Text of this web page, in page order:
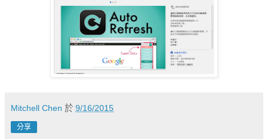
Mitchell Chen 於 9/16/2015
分享